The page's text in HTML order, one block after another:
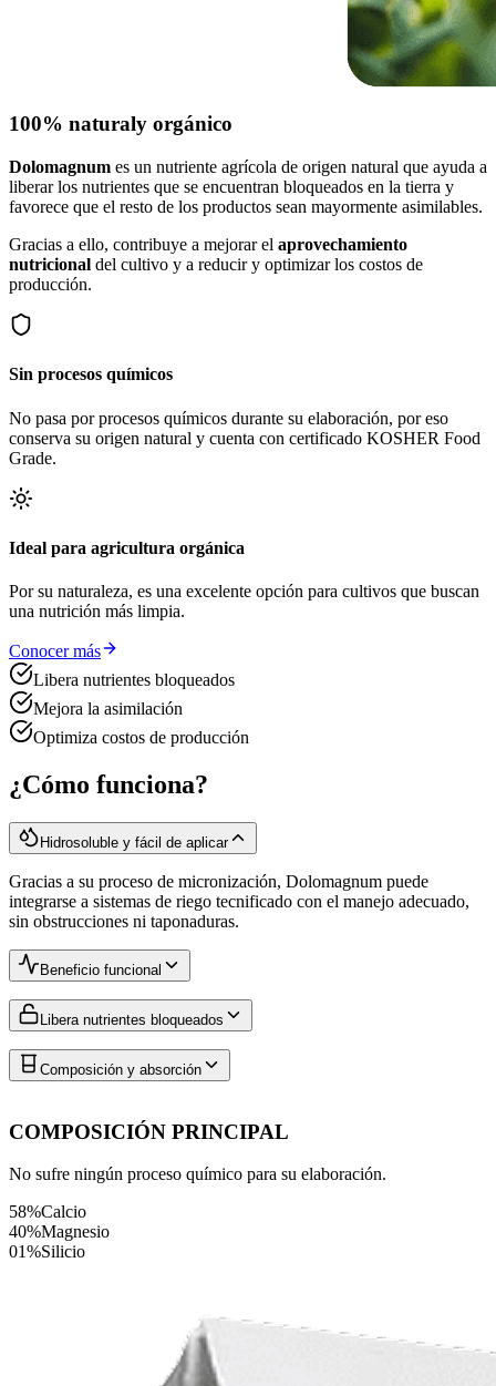
100% naturaly orgánico
Dolomagnum es un nutriente agrícola de origen natural que ayuda a
liberar los nutrientes que se encuentran bloqueados en la tierra y
favorece que el resto de los productos sean mayormente asimilables.
Gracias a ello, contribuye a mejorar el aprovechamiento
nutricional del cultivo y a reducir y optimizar los costos de
producción.
Sin procesos químicos
No pasa por procesos químicos durante su elaboración, por eso
conserva su origen natural y cuenta con certificado KOSHER Food
Grade.
Ideal para agricultura orgánica
Por su naturaleza, es una excelente opción para cultivos que buscan
una nutrición más limpia.
Conocer más
Libera nutrientes bloqueados
Mejora la asimilación
Optimiza costos de producción
¿Cómo funciona?
Hidrosoluble y fácil de aplicar
Gracias a su proceso de micronización, Dolomagnum puede
integrarse a sistemas de riego tecnificado con el manejo adecuado,
sin obstrucciones ni taponaduras.
Beneficio funcional
Libera nutrientes bloqueados
Composición y absorción
COMPOSICIÓN PRINCIPAL
No sufre ningún proceso químico para su elaboración.
58%Calcio
40%Magnesio
01%Silicio